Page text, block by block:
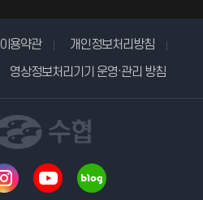
이용약관
개인정보처리방침
영상정보처리기기 운영·관리 방침